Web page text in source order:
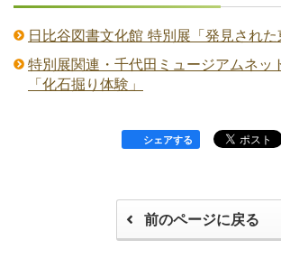
日比谷図書文化館 特別展「発見された
特別展関連・千代田ミュージアムネッ
「化石掘り体験」
シェアする
前のページに戻る